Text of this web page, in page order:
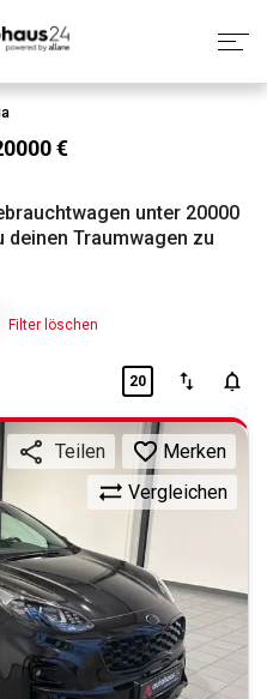
Antworten
€
unter 20000
deinen Traumwagen zu
Filter löschen
20
Vergleichen
Teilen Merken